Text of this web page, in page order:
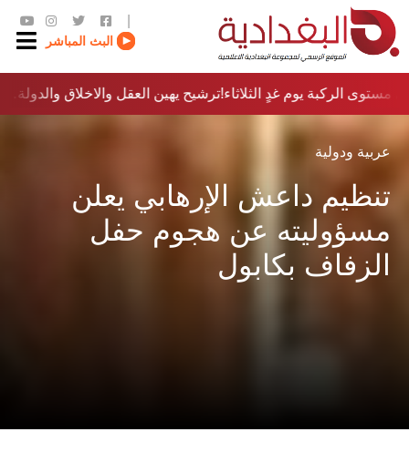
البث المباشر
ترشيح يهين العقل والاخلاق والدولة…؟!مستوى الركبة يوم غدٍ الثلاثاء
عربية ودولية
تنظيم داعش الإرهابي يعلن
مسؤوليته عن هجوم حفل
الزفاف بكابول